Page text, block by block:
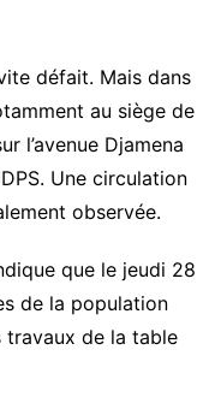
défait. Mais dans
au siège de
l’avenue Djamena
Une circulation
observée.
que le jeudi 28
de la population
travaux de la table